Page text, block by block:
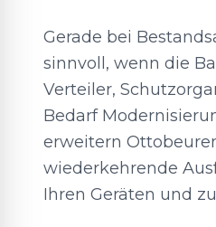
Gerade bei
sinnvoll, wenn die
Verteiler,
Bedarf
erweitern
wiederkehrende
Ihren Geräten und